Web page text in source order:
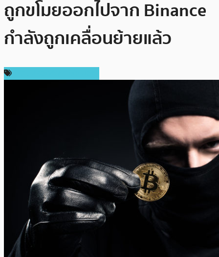
ถูกขโมยออกไปจาก Binance
กำลังถูกเคลื่อนย้ายแล้ว